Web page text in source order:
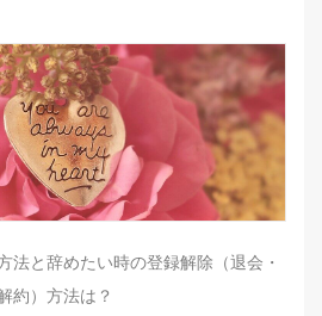
法と辞めたい時の登録解除（退会・
約）方法は？